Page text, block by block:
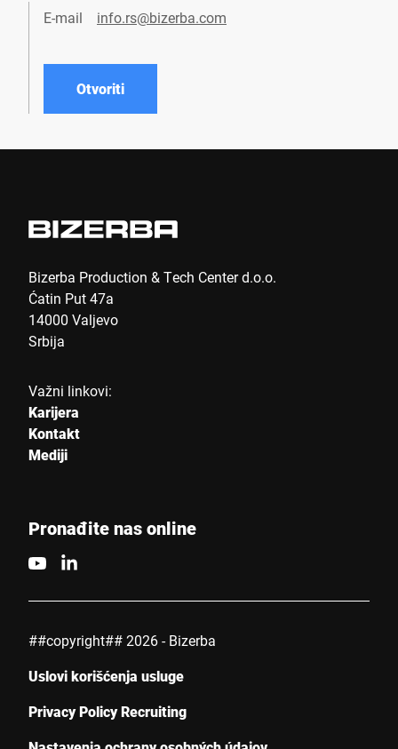
E-mail info.rs@bizerba.com
Otvoriti
Bizerba Production & Tech Center d.o.o.
Ćatin Put 47a
14000 Valjevo
Srbija
Važni linkovi:
Karijera
Kontakt
Mediji
Pronađite nas online
##copyright## 2026 - Bizerba
Uslovi korišćenja usluge
Privacy Policy Recruiting